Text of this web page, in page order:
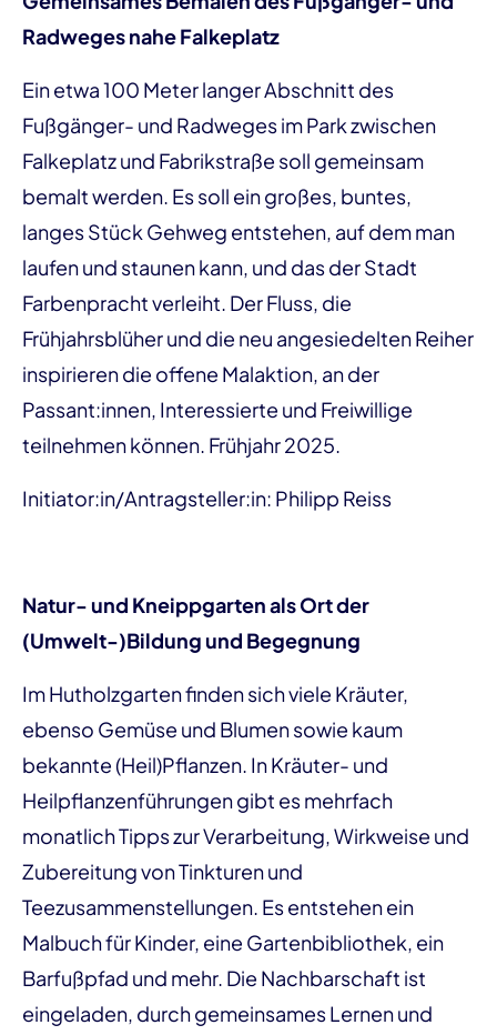
Radweges nahe Falkeplatz
Ein etwa 100 Meter langer Abschnitt des
Fußgänger- und Radweges im Park zwischen
Falkeplatz und Fabrikstraße soll gemeinsam
bemalt werden. Es soll ein großes, buntes,
langes Stück Gehweg entstehen, auf dem man
laufen und staunen kann, und das der Stadt
Farbenpracht verleiht. Der Fluss, die
Frühjahrsblüher und die neu angesiedelten Reiher
inspirieren die offene Malaktion, an der
Passant:innen, Interessierte und Freiwillige
teilnehmen können. Frühjahr 2025.
Initiator:in/Antragsteller:in: Philipp Reiss
Natur- und Kneippgarten als Ort der
(Umwelt-)Bildung und Begegnung
Im Hutholzgarten finden sich viele Kräuter,
ebenso Gemüse und Blumen sowie kaum
bekannte (Heil)Pflanzen. In Kräuter- und
Heilpflanzenführungen gibt es mehrfach
monatlich Tipps zur Verarbeitung, Wirkweise und
Zubereitung von Tinkturen und
Teezusammenstellungen. Es entstehen ein
Malbuch für Kinder, eine Gartenbibliothek, ein
Barfußpfad und mehr. Die Nachbarschaft ist
eingeladen, durch gemeinsames Lernen und